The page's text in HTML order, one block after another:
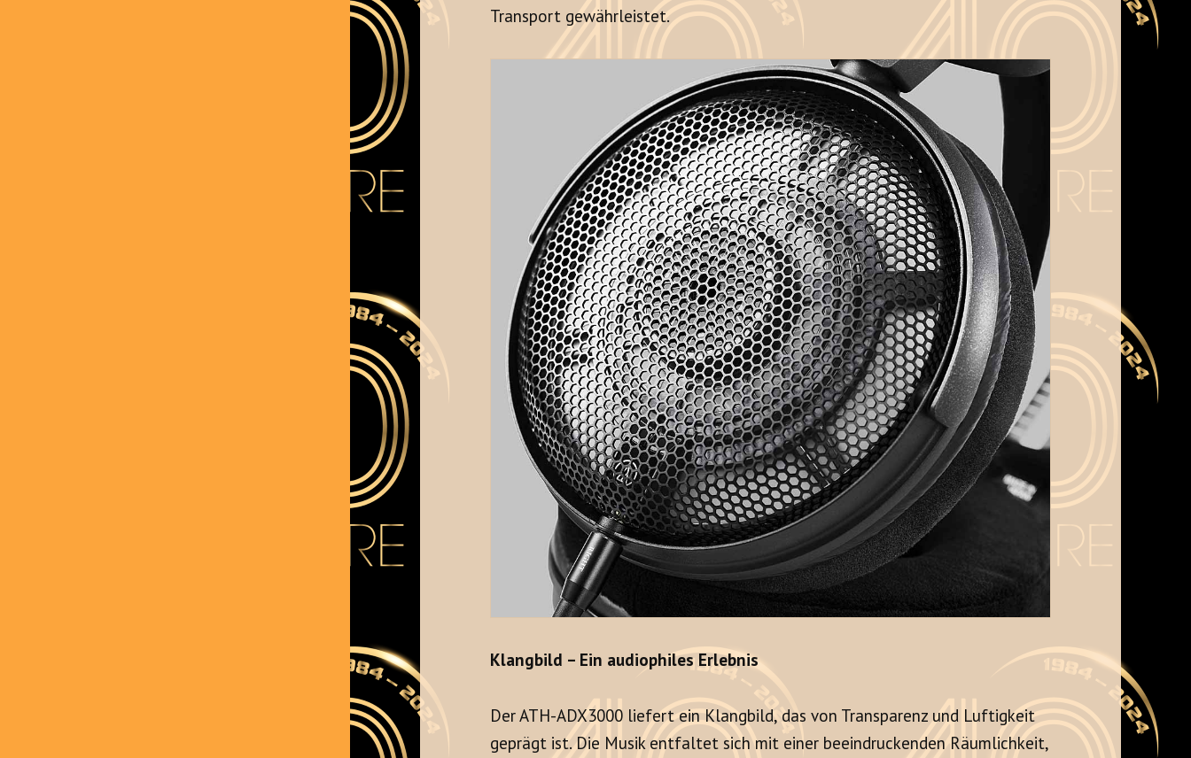
Transport gewährleistet.
Klangbild – Ein audiophiles Erlebnis
Der ATH-ADX3000 liefert ein Klangbild, das von Transparenz und Luftigkeit
geprägt ist. Die Musik entfaltet sich mit einer beeindruckenden Räumlichkeit,